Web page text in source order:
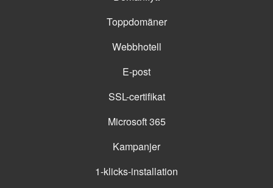
Toppdomäner
Webbhotell
E-post
SSL-certifikat
Microsoft 365
Kampanjer
1-klicks-installation